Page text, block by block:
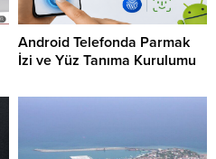
Android Telefonda Parmak
İzi ve Yüz Tanıma Kurulumu